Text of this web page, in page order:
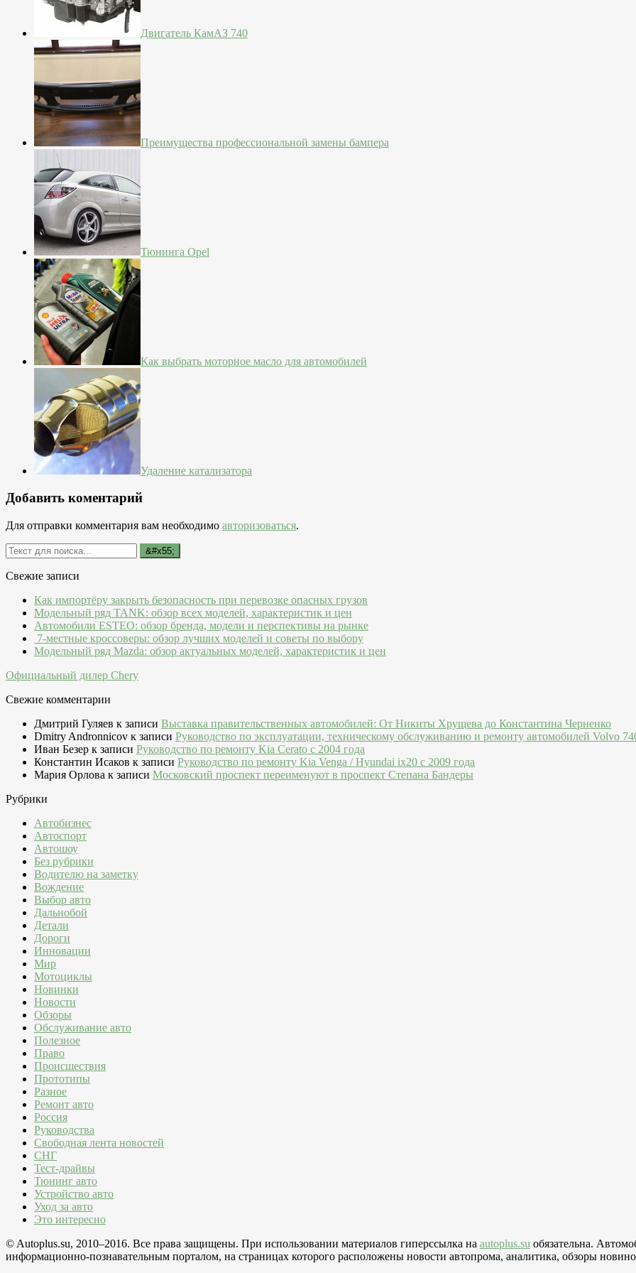
Двигатель КамАЗ 740
Преимущества профессиональной замены бампера
Тюнинга Opel
Как выбрать моторное масло для автомобилей
Удаление катализатора
Добавить коментарий
Для отправки комментария вам необходимо авторизоваться.
Свежие записи
Как импортёру закрыть безопасность при перевозке опасных грузов
Модельный ряд TANK: обзор всех моделей, характеристик и цен
Автомобили ESTEO: обзор бренда, модели и перспективы на рынке
7-местные кроссоверы: обзор лучших моделей и советы по выбору
Модельный ряд Mazda: обзор актуальных моделей, характеристик и цен
Официальный дилер Chery
Свежие комментарии
Дмитрий Гуляев к записи Выставка правительственных автомобилей: От Никиты Хрущева до Константина Черненко
Dmitry Andronnicov к записи Руководство по эксплуатации, техническому обслуживанию и ремонту автомобилей Volvo
Иван Безер к записи Руководство по ремонту Kia Cerato c 2004 года
Константин Исаков к записи Руководство по ремонту Kia Venga / Hyundai ix20 c 2009 года
Мария Орлова к записи Московский проспект переименуют в проспект Степана Бандеры
Рубрики
Автобизнес
Автоспорт
Автошоу
Без рубрики
Водителю на заметку
Вождение
Выбор авто
Дальнобой
Детали
Дороги
Инновации
Мир
Мотоциклы
Новинки
Новости
Обзоры
Обслуживание авто
Полезное
Право
Происшествия
Прототипы
Разное
Ремонт авто
Россия
Руководства
Свободная лента новостей
СНГ
Тест-драйвы
Тюнинг авто
Устройство авто
Уход за авто
Это интересно
© Autoplus.su, 2010–2016. Все права защищены. При использовании материалов гиперссылка на autoplus.su обязательна.
информационно-познавательным порталом, на страницах которого расположены новости автопрома, аналитика, обзоры